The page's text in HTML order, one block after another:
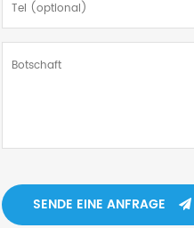
SENDE EINE ANFRAGE